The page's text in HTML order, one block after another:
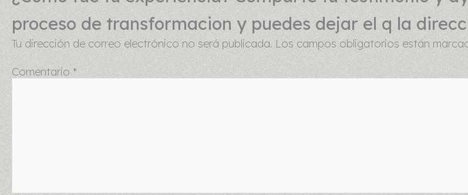
proceso de transformacion y puedes dejar el q la
Tu dirección de correo electrónico no será publicada. Los campos obligatorios están
Comentario *